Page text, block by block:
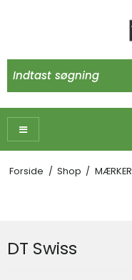
Forside / Shop / MÆRKER
DT Swiss